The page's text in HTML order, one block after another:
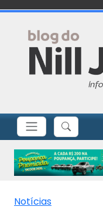
Notícias